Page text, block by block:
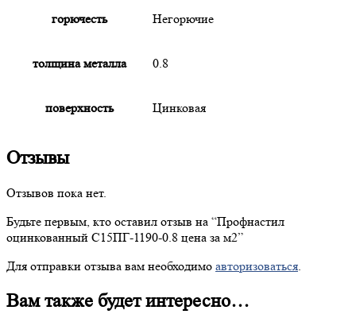
горючесть Негорючие
толщина металла 0.8
поверхность Цинковая
Отзывы
Отзывов пока нет.
Будьте первым, кто оставил отзыв на “Профнастил
оцинкованный С15ПГ-1190-0.8 цена за м2”
Для отправки отзыва вам необходимо авторизоваться
Вам также будет интересно…